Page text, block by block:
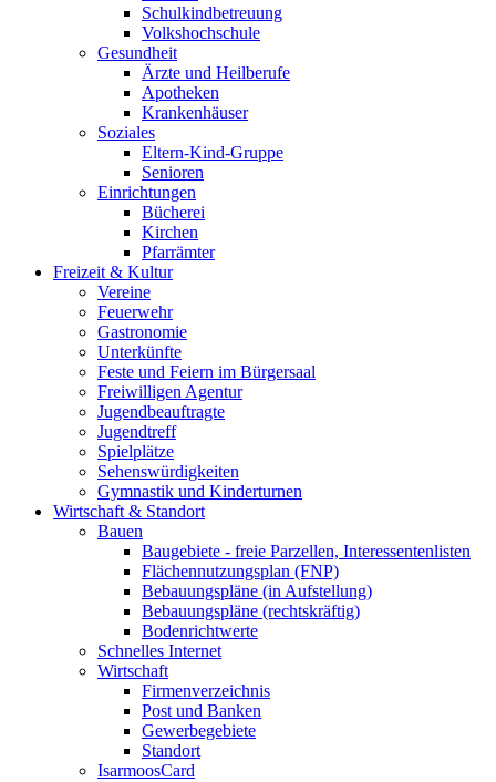
Schulkindbetreuung
Volkshochschule
Gesundheit
Ärzte und Heilberufe
Apotheken
Krankenhäuser
Soziales
Eltern-Kind-Gruppe
Senioren
Einrichtungen
Bücherei
Kirchen
Pfarrämter
Freizeit & Kultur
Vereine
Feuerwehr
Gastronomie
Unterkünfte
Feste und Feiern im Bürgersaal
Freiwilligen Agentur
Jugendbeauftragte
Jugendtreff
Spielplätze
Sehenswürdigkeiten
Gymnastik und Kinderturnen
Wirtschaft & Standort
Bauen
Baugebiete - freie Parzellen, Interessentenlisten
Flächennutzungsplan (FNP)
Bebauungspläne (in Aufstellung)
Bebauungspläne (rechtskräftig)
Bodenrichtwerte
Schnelles Internet
Wirtschaft
Firmenverzeichnis
Post und Banken
Gewerbegebiete
Standort
IsarmoosCard